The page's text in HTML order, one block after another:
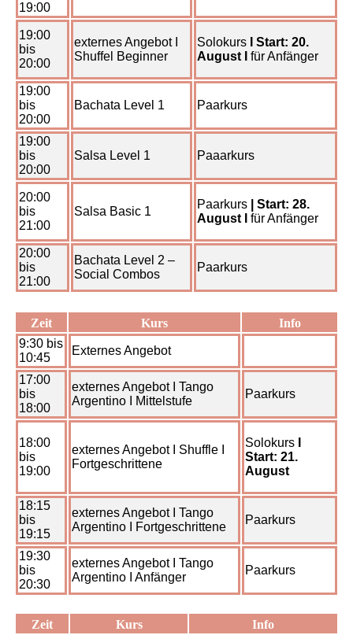
19:00
19:00
bis
20:00
externes Angebot I
Shuffel Beginner
Solokurs
I Start: 20.
August I
für Anfänger
19:00
bis
20:00
Bachata Level 1 Paarkurs
19:00
bis
20:00
Salsa Level 1 Paaarkurs
20:00
bis
21:00
Salsa Basic 1
Paarkurs | Start: 28.
August I für Anfänger
20:00
bis
21:00
Bachata Level 2 –
Social Combos
Paarkurs
Zeit Kurs
Info
9:30 bis
10:45
Externes Angebot
17:00
bis
18:00
externes Angebot I Tango
Argentino I Mittelstufe
Paarkurs
18:00
bis
19:00
externes Angebot I Shuffle I
Fortgeschrittene
Solokurs
Start: 21.
August
18:15
bis
19:15
externes Angebot I Tango
Argentino I Fortgeschrittene
Paarkurs
19:30
bis
20:30
externes Angebot I Tango
Argentino I Anfänger
Paarkurs
Zeit Kurs
Info